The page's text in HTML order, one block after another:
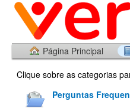
Página Principal
Clique sobre as categorias
Perguntas